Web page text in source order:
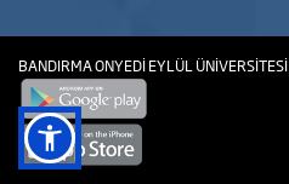
BANDIRMA ONYEDİ EYLÜL ÜNİVERSİTESİ